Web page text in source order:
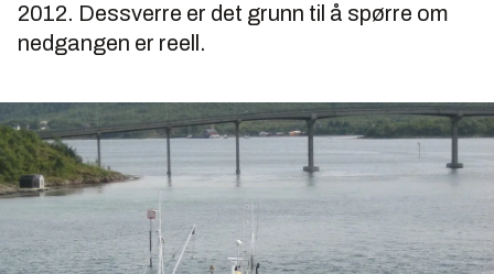
2012. Dessverre er det grunn til å spørre om
nedgangen er reell.